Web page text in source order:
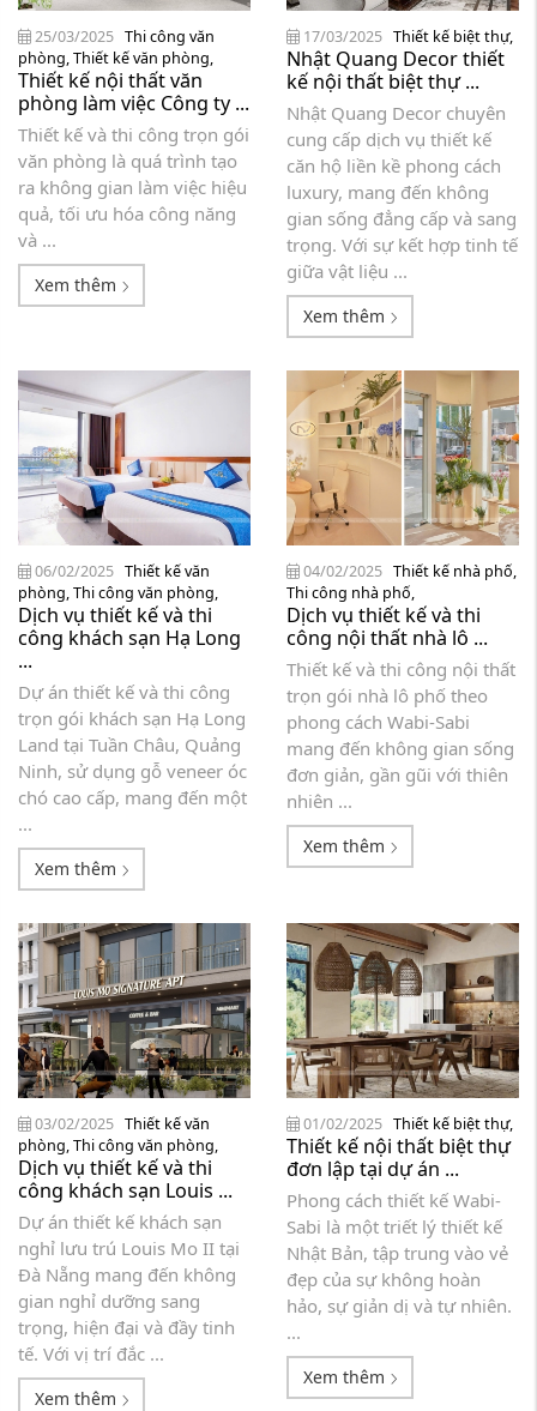
25/03/2025 Thi công văn
phòng,Thiết kế văn phòng,
Thiết kế nội thất văn
phòng làm việc Công ty ...
Thiết kế và thi công trọn gói
văn phòng là quá trình tạo
ra không gian làm việc hiệu
quả, tối ưu hóa công năng
và ...
Xem thêm
17/03/2025 Thiết kế biệt thự,
Nhật Quang Decor thiết
kế nội thất biệt thự ...
Nhật Quang Decor chuyên
cung cấp dịch vụ thiết kế
căn hộ liền kề phong cách
luxury, mang đến không
gian sống đẳng cấp và sang
trọng. Với sự kết hợp tinh tế
giữa vật liệu ...
Xem thêm
06/02/2025 Thiết kế văn
phòng,Thi công văn phòng,
Dịch vụ thiết kế và thi
công khách sạn Hạ Long
...
Dự án thiết kế và thi công
trọn gói khách sạn Hạ Long
Land tại Tuần Châu, Quảng
Ninh, sử dụng gỗ veneer óc
chó cao cấp, mang đến một
...
Xem thêm
04/02/2025 Thiết kế nhà phố,
Thi công nhà phố,
Dịch vụ thiết kế và thi
công nội thất nhà lô ...
Thiết kế và thi công nội thất
trọn gói nhà lô phố theo
phong cách Wabi-Sabi
mang đến không gian sống
đơn giản, gần gũi với thiên
nhiên ...
Xem thêm
03/02/2025 Thiết kế văn
phòng,Thi công văn phòng,
Dịch vụ thiết kế và thi
công khách sạn Louis ...
Dự án thiết kế khách sạn
nghỉ lưu trú Louis Mo II tại
Đà Nẵng mang đến không
gian nghỉ dưỡng sang
trọng, hiện đại và đầy tinh
tế. Với vị trí đắc ...
Xem thêm
01/02/2025 Thiết kế biệt thự,
Thiết kế nội thất biệt thự
đơn lập tại dự án ...
Phong cách thiết kế Wabi-
Sabi là một triết lý thiết kế
Nhật Bản, tập trung vào vẻ
đẹp của sự không hoàn
hảo, sự giản dị và tự nhiên.
...
Xem thêm